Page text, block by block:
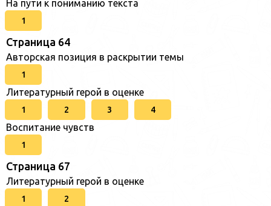
На пути к пониманию текста
1
Страница 64
Авторская позиция в раскрытии темы
1
Литературный герой в оценке
1 2 3 4
Воспитание чувств
1
Страница 67
Литературный герой в оценке
1 2